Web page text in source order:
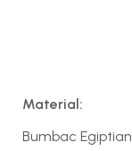
Material:
Bumbac Egiptian